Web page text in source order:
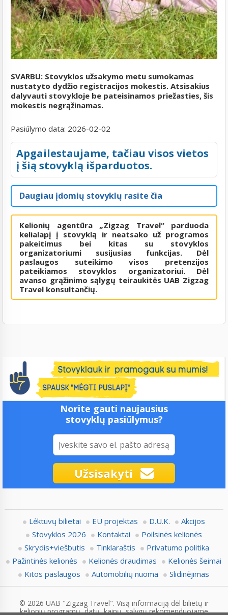
SVARBU: Stovyklos užsakymo metu sumokamas
nustatyto dydžio registracijos mokestis. Atsisakius
dalyvauti stovykloje be pateisinamos priežasties, šis
mokestis negrąžinamas.
Pasiūlymo data: 2026-02-02
Apgailestaujame, tačiau visos vietos
į šią stovyklą išparduotos.
Daugiau įdomių stovyklų rasite čia
Kelionių agentūra „Zigzag Travel“ parduoda
kelialapį į stovyklą ir neatsako už programos
pakeitimus bei kitas su stovyklos
organizatoriumi susijusias funkcijas. Dėl
paslaugos suteikimo visos pretenzijos
pateikiamos stovyklos organizatoriui. Dėl
avanso grąžinimo sąlygų teiraukitės UAB Zigzag
Travel konsultančių.
Norite gauti naujausius
stovyklų pasiūlymus?
Užsisakyti
Lėktuvų bilietai EU projektas D.U.K.
Akcijos
Stovyklos 2026
Kontaktai
Poilsinės kelionės
Skrydis+viešbutis
Tinklaraštis
Privatumo politika
Pažintinės kelionės
Kelionės draudimas
Kelionės šeimai
Kitos paslaugos
Automobilių nuoma Slidinėjimas
© 2026 UAB "Zigzag Travel". Visą informaciją dėl bilietų ir
kelionių programų, datų, kainų, sąlygų rekomenduojame